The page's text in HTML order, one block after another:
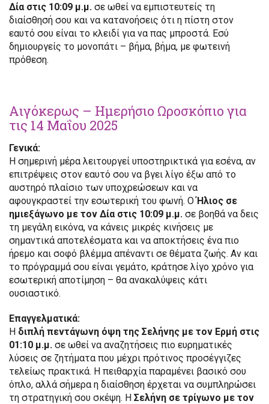
Δία στις 10:09 μ.μ. σε ωθεί να εμπιστευτείς τη
διαίσθησή σου και να κατανοήσεις ότι η πίστη στον
εαυτό σου είναι το κλειδί για να πας μπροστά. Εσύ
δημιουργείς το μονοπάτι – βήμα, βήμα, με φωτεινή
πρόθεση.
Αιγόκερως – Ημερήσιο Ωροσκόπιο για
τις 14 Μαΐου 2025
Γενικά:
Η σημερινή μέρα λειτουργεί υποστηρικτικά για εσένα, αν
επιτρέψεις στον εαυτό σου να βγει λίγο έξω από το
αυστηρό πλαίσιο των υποχρεώσεων και να
αφουγκραστεί την εσωτερική του φωνή. ΟΉλιος σε
ημιεξάγωνο με τον Δία στις 10:09 μ.μ. σε βοηθά να δεις
τη μεγάλη εικόνα, να κάνεις μικρές κινήσεις με
σημαντικά αποτελέσματα και να αποκτήσεις ένα πιο
ήρεμο και σοφό βλέμμα απέναντι σε θέματα ζωής. Αν και
το πρόγραμμά σου είναι γεμάτο, κράτησε λίγο χρόνο για
εσωτερική αποτίμηση – θα ανακαλύψεις κάτι
ουσιαστικό.
Επαγγελματικά:
Η διπλή πεντάγωνη όψη της Σελήνης με τον Ερμή στις
01:10 μ.μ. σε ωθεί να αναζητήσεις πιο ευρηματικές
λύσεις σε ζητήματα που μέχρι πρότινος προσέγγιζες
τελείως πρακτικά. Η πειθαρχία παραμένει βασικό σου
όπλο, αλλά σήμερα η διαίσθηση έρχεται να συμπληρώσει
τη στρατηγική σου σκέψη. Η Σελήνη σε τρίγωνο με τον